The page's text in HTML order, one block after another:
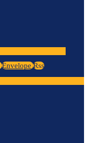
Envelope Rss